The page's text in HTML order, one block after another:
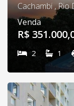
Cachambi , Rio
Venda
R$
2 1